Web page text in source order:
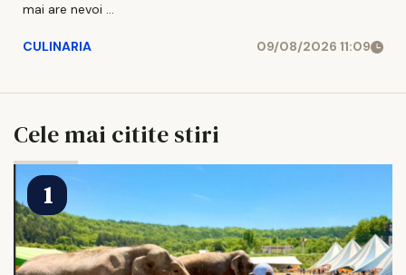
mai are nevoi ...
CULINARIA 09/08/2026 11:09
Cele mai citite stiri